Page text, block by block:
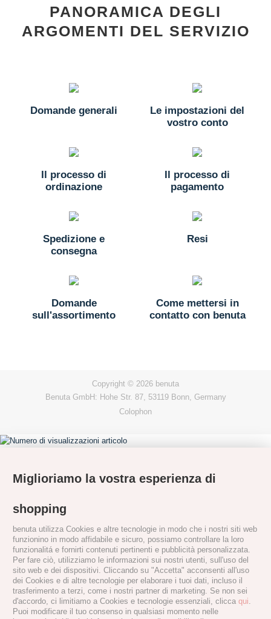
PANORAMICA DEGLI
ARGOMENTI DEL SERVIZIO
Domande generali
Le impostazioni del
vostro conto
Il processo di
ordinazione
Il processo di
pagamento
Spedizione e
consegna
Resi
Domande
sull'assortimento
Come mettersi in
contatto con benuta
Copyright © 2026 benuta
Benuta GmbH: Hohe Str. 87, 53119 Bonn, Germany
Colophon
Miglioriamo la vostra esperienza di
shopping
benuta utilizza Cookies e altre tecnologie in modo che i nostri siti web
funzionino in modo affidabile e sicuro, possiamo controllare la loro
funzionalitá e fornirti contenuti pertinenti e pubblicità personalizzata.
Per fare ciò, utilizziamo le informazioni sui nostri utenti, sull'uso del
sito web e dei dispositivi. Cliccando su "Accetta" acconsenti all'uso
dei Cookies e di altre tecnologie per elaborare i tuoi dati, incluso il
trasferimento a terzi, come i nostri partner di marketing. Se non sei
d'accordo, ci limitiamo a Cookies e tecnologie essenziali, clicca qui.
Puoi modificare il tuo consenso in qualsiasi momento nelle